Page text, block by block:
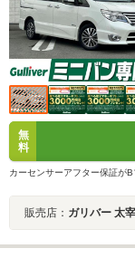
無
料
カーセンサーアフター保証が
販売店： ガリバー 太